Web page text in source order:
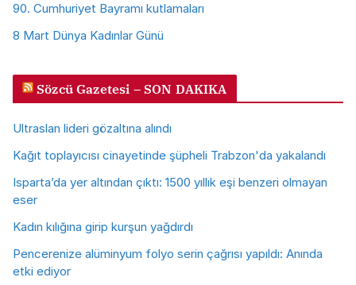
90. Cumhuriyet Bayramı kutlamaları
8 Mart Dünya Kadınlar Günü
Sözcü Gazetesi – SON DAKIKA
Ultraslan lideri gözaltına alındı
Kağıt toplayıcısı cinayetinde şüpheli Trabzon'da yakalandı
Isparta’da yer altından çıktı: 1500 yıllık eşi benzeri olmayan
eser
Kadın kılığına girip kurşun yağdırdı
Pencerenize alüminyum folyo serin çağrısı yapıldı: Anında
etki ediyor